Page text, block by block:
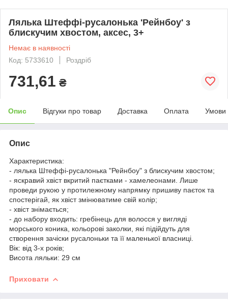
Лялька Штеффі-русалонька 'Рейнбоу' з
блискучим хвостом, аксес, 3+
Немає в наявності
Код: 5733610
Роздріб
731,61 ₴
Опис Відгуки про товар Доставка Оплата Умови
Опис
Характеристика:
- лялька Штеффі-русалонька "Рейнбоу" з блискучим хвостом;
- яскравий хвіст вкритий паєтками - хамелеонами. Лише
проведи рукою у протилежному напрямку пришиву паєток та
спостерігай, як хвіст змінюватиме свій колір;
- хвіст знімається;
- до набору входить: гребінець для волосся у вигляді
морського коника, кольорові заколки, які підійдуть для
створення зачіски русалоньки та її маленької власниці.
Вік: від 3-х років;
Висота ляльки: 29 см
Приховати